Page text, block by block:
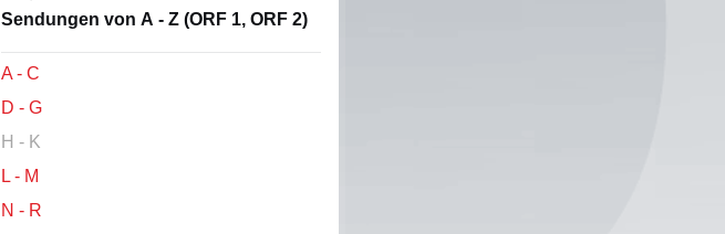
Sendungen von A - Z (ORF 1, ORF 2)
A - C
D - G
H - K
L - M
N - R